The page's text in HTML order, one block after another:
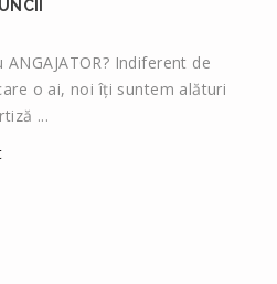
ANGAJATOR? Indiferent de
o ai, noi îți suntem alături
...